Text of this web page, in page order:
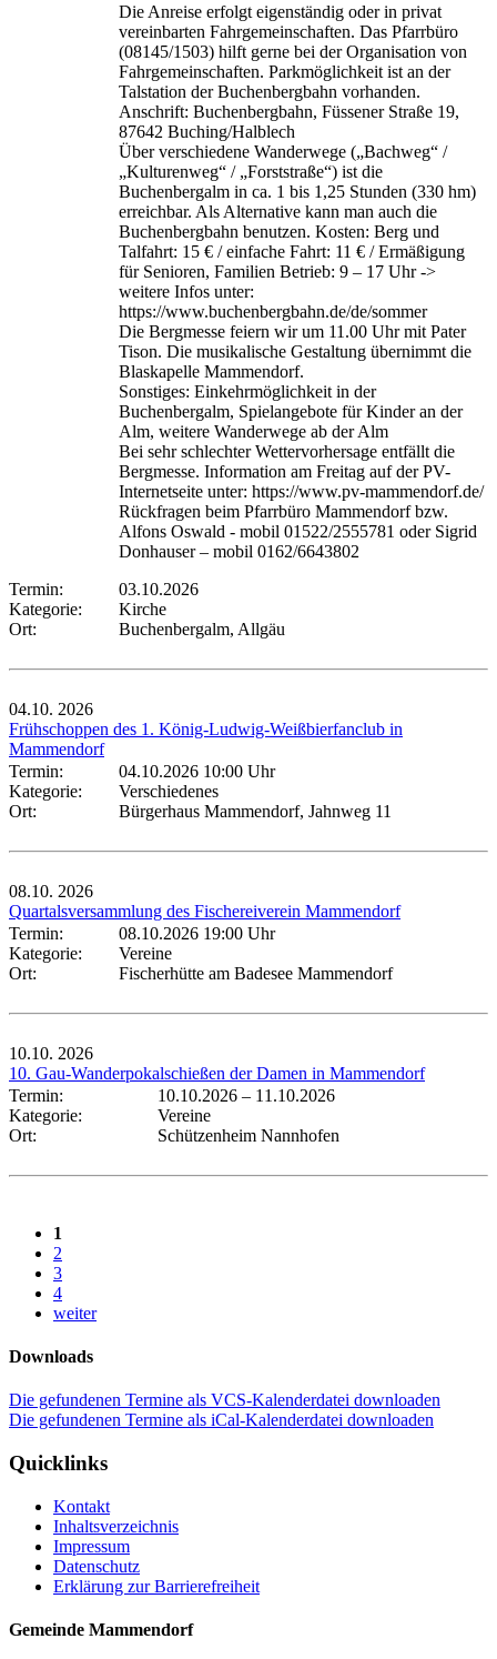
Die Anreise erfolgt eigenständig oder in privat
vereinbarten Fahrgemeinschaften. Das Pfarrbüro
(08145/1503) hilft gerne bei der Organisation von
Fahrgemeinschaften. Parkmöglichkeit ist an der
Talstation der Buchenbergbahn vorhanden.
Anschrift: Buchenbergbahn, Füssener Straße 19,
87642 Buching/Halblech
Über verschiedene Wanderwege („Bachweg“ /
„Kulturenweg“ / „Forststraße“) ist die
Buchenbergalm in ca. 1 bis 1,25 Stunden (330 hm)
erreichbar. Als Alternative kann man auch die
Buchenbergbahn benutzen. Kosten: Berg und
Talfahrt: 15 € / einfache Fahrt: 11 € / Ermäßigung
für Senioren, Familien Betrieb: 9 – 17 Uhr ->
weitere Infos unter:
https://www.buchenbergbahn.de/de/sommer
Die Bergmesse feiern wir um 11.00 Uhr mit Pater
Tison. Die musikalische Gestaltung übernimmt die
Blaskapelle Mammendorf.
Sonstiges: Einkehrmöglichkeit in der
Buchenbergalm, Spielangebote für Kinder an der
Alm, weitere Wanderwege ab der Alm
Bei sehr schlechter Wettervorhersage entfällt die
Bergmesse. Information am Freitag auf der PV-
Internetseite unter: https://www.pv-mammendorf.de/
Rückfragen beim Pfarrbüro Mammendorf bzw.
Alfons Oswald - mobil 01522/2555781 oder Sigrid
Donhauser – mobil 0162/6643802
Termin:
03.10.2026
Kategorie:
Kirche
Ort:
Buchenbergalm, Allgäu
04.10. 2026
Frühschoppen des 1. König-Ludwig-Weißbierfanclub in
Mammendorf
Termin:
04.10.2026 10:00 Uhr
Kategorie:
Verschiedenes
Ort:
Bürgerhaus Mammendorf, Jahnweg 11
08.10. 2026
Quartalsversammlung des Fischereiverein Mammendorf
Termin:
08.10.2026 19:00 Uhr
Kategorie:
Vereine
Ort:
Fischerhütte am Badesee Mammendorf
10.10. 2026
10. Gau-Wanderpokalschießen der Damen in Mammendorf
Termin:
10.10.2026 – 11.10.2026
Kategorie:
Vereine
Ort:
Schützenheim Nannhofen
1
2
3
4
weiter
Downloads
Die gefundenen Termine als VCS-Kalenderdatei downloaden
Die gefundenen Termine als iCal-Kalenderdatei downloaden
Quicklinks
Kontakt
Inhaltsverzeichnis
Impressum
Datenschutz
Erklärung zur Barrierefreiheit
Gemeinde Mammendorf